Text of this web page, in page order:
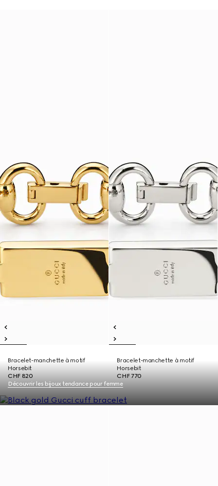
Bracelet-manchette à motif
Horsebit
CHF 820
Bracelet-manchette à motif
Horsebit
CHF 770
Découvrir les bijoux tendance pour femme